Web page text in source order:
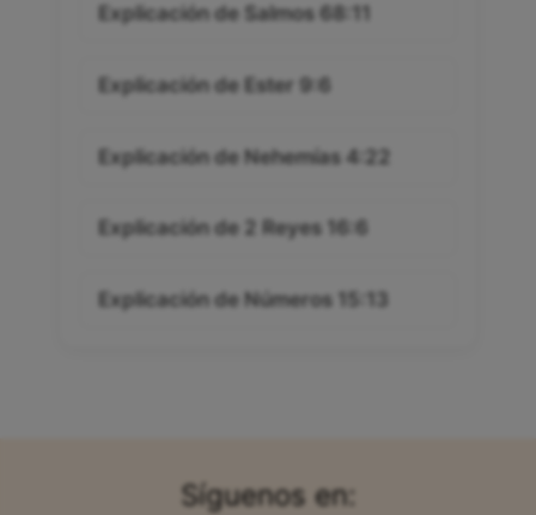
Explicación de Salmos 68:11
Explicación de Ester 9:6
Explicación de Nehemías 4:22
Explicación de 2 Reyes 16:6
Explicación de Números 15:13
Síguenos en: